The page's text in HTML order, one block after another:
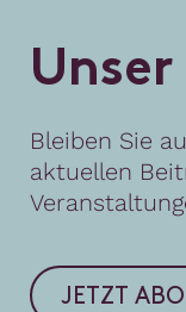
Unser
Bleiben Sie
aktuellen
JETZT